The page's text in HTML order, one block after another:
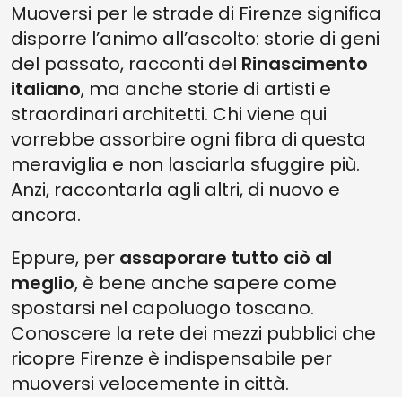
Muoversi per le strade di Firenze significa
disporre l’animo all’ascolto: storie di geni
del passato, racconti del Rinascimento
italiano, ma anche storie di artisti e
straordinari architetti. Chi viene qui
vorrebbe assorbire ogni fibra di questa
meraviglia e non lasciarla sfuggire più.
Anzi, raccontarla agli altri, di nuovo e
ancora.
Eppure, per assaporare tutto ciò al
meglio, è bene anche sapere come
spostarsi nel capoluogo toscano.
Conoscere la rete dei mezzi pubblici che
ricopre Firenze è indispensabile per
muoversi velocemente in città.